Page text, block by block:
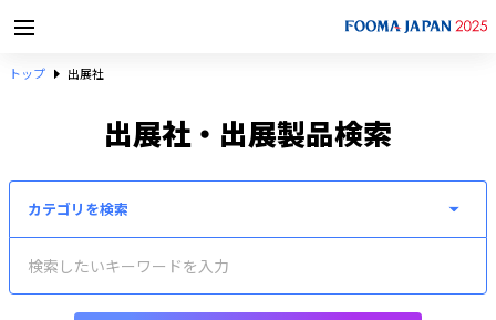
トップ 出展社
出展社・出展製品検索